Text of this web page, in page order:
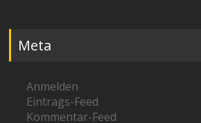
Meta
Anmelden
Eintrags-Feed
Kommentar-Feed